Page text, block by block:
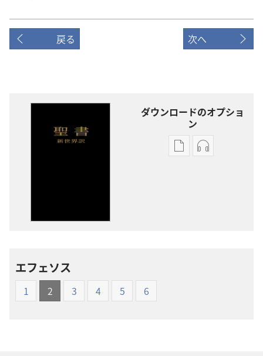
戻る 次へ
ダウンロードのオプショ
ン
出
オー
エフェソス
1 2 3 4 5 6